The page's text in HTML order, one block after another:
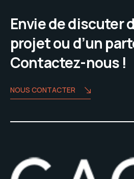
Envie de discuter
projet ou d’un
Contactez-nous !
NOUS CONTACTER